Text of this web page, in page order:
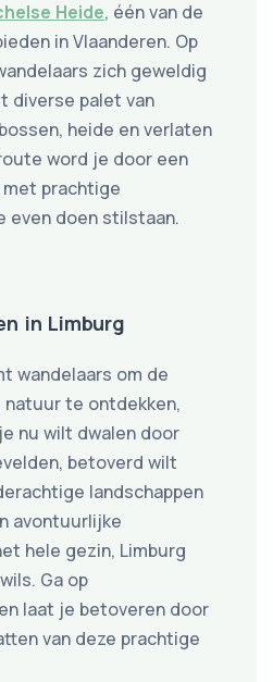
Heide, één van de
in Vlaanderen. Op
zich geweldig
diverse palet van
heide en verlaten
word je door een
prachtige
even doen stilstaan.
in Limburg
wandelaars om de
natuur te ontdekken,
nu wilt dwalen door
betoverd wilt
landschappen
avontuurlijke
hele gezin, Limburg
Ga op
laat je betoveren door
van deze prachtige